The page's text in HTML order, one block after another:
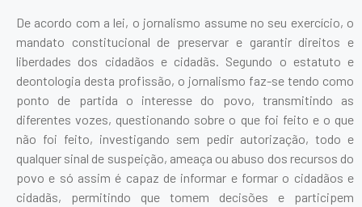
De acordo com a lei, o jornalismo assume no seu exercício, o
mandato constitucional de preservar e garantir direitos e
liberdades dos cidadãos e cidadãs. Segundo o estatuto e
deontologia desta profissão, o jornalismo faz-se tendo como
ponto de partida o interesse do povo, transmitindo as
diferentes vozes, questionando sobre o que foi feito e o que
não foi feito, investigando sem pedir autorização, todo e
qualquer sinal de suspeição, ameaça ou abuso dos recursos do
povo e só assim é capaz de informar e formar o cidadãos e
cidadãs, permitindo que tomem decisões e participem